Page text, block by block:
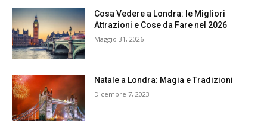
Cosa Vedere a Londra: le Migliori
Attrazioni e Cose da Fare nel 2026
Maggio 31, 2026
Natale a Londra: Magia e Tradizioni
Dicembre 7, 2023